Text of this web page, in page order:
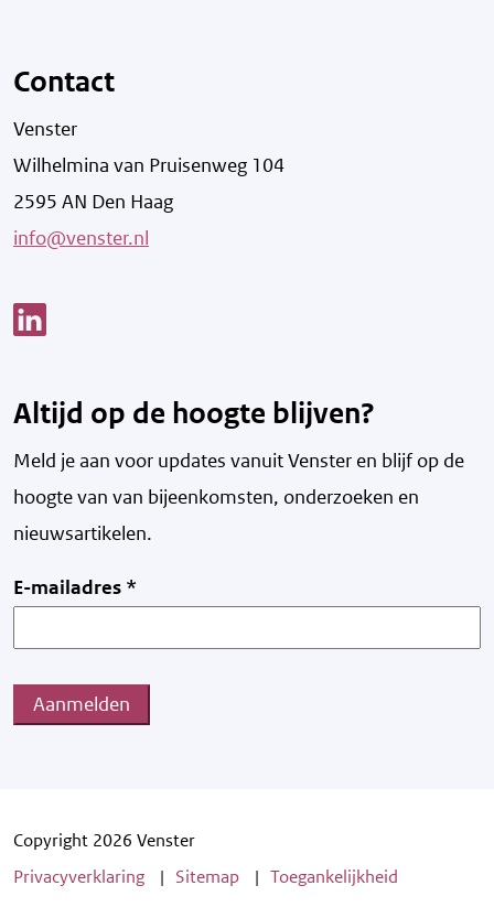
Contact
Venster
Wilhelmina van Pruisenweg 104
2595 AN Den Haag
info@venster.nl
Altijd op de hoogte blijven?
Meld je aan voor updates vanuit Venster en blijf op de
hoogte van van bijeenkomsten, onderzoeken en
nieuwsartikelen.
E-mailadres *
Aanmelden
Copyright 2026 Venster
Privacyverklaring
Sitemap Toegankelijkheid